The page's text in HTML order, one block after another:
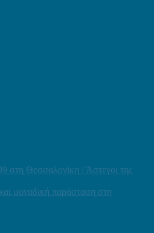
στη Θεσσαλονίκη / Άστεγοι της
μοναδική παράσταση στη